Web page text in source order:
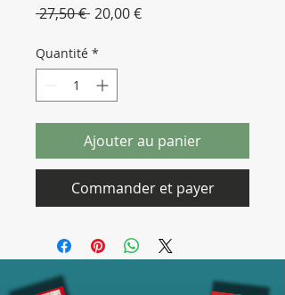
27,50 € Prix
20,00 €Prix
Quantité *
Ajouter au panier
Commander et payer